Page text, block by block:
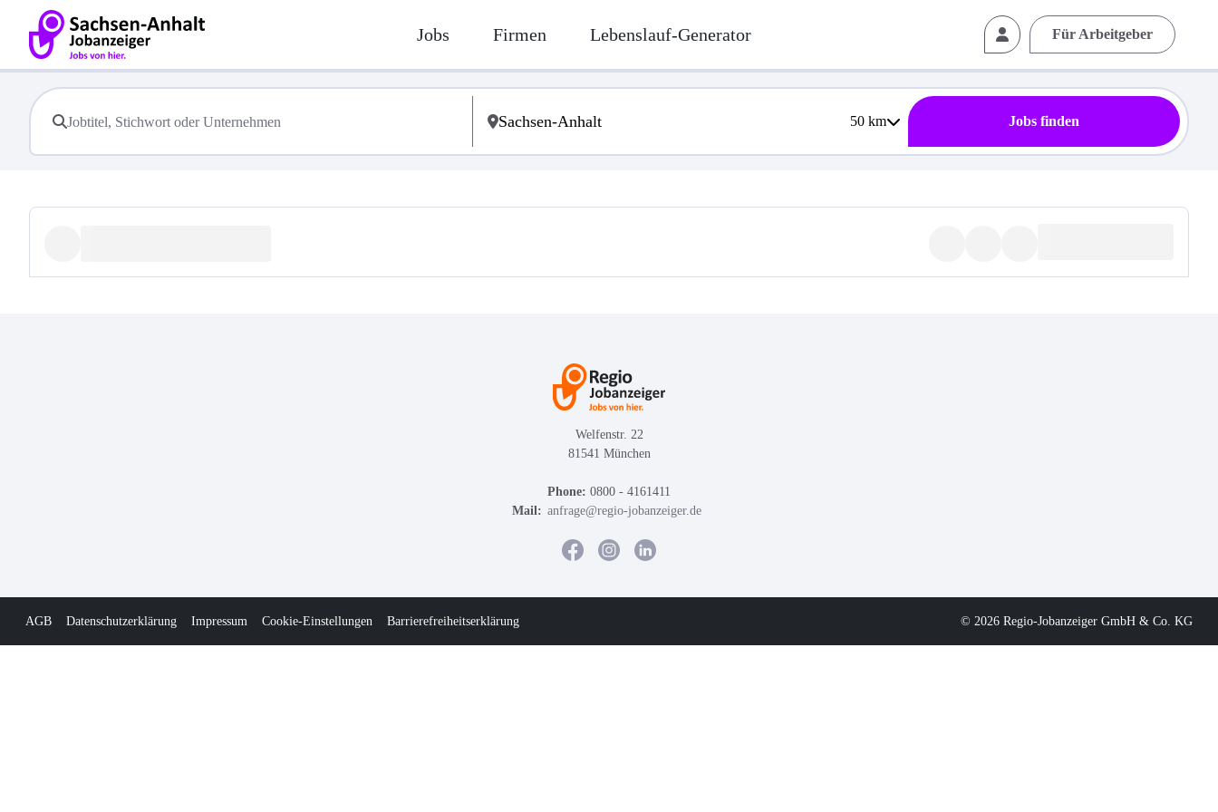
Jobs Firmen Lebenslauf-Generator Für Arbeitgeber
50km Jobs finden
Welfenstr. 22
81541 München
Phone: 0800 - 4161411
Mail: anfrage@regio-jobanzeiger.de
AGB Datenschutzerklärung Impressum Cookie-Einstellungen Barrierefreiheitserklärung © 2026 Regio-Jobanzeiger GmbH & Co. KG